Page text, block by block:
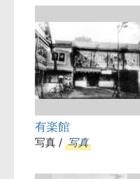
有楽館
写真 / 写真